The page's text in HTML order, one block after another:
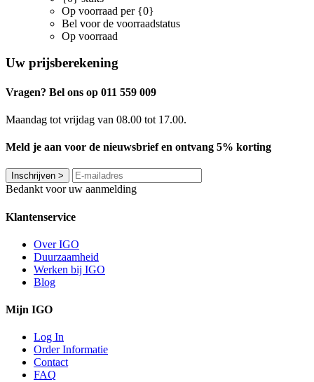
Op voorraad per {0}
Bel voor de voorraadstatus
Op voorraad
Uw prijsberekening
Vragen? Bel ons op 011 559 009
Maandag tot vrijdag van 08.00 tot 17.00.
Meld je aan voor de nieuwsbrief en ontvang 5% korting
Inschrijven >
Bedankt voor uw aanmelding
Klantenservice
Over IGO
Duurzaamheid
Werken bij IGO
Blog
Mijn IGO
Log In
Order Informatie
Contact
FAQ